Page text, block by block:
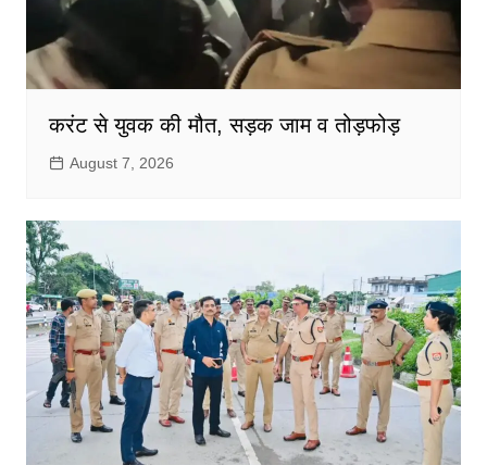
करंट से युवक की मौत, सड़क जाम व तोड़फोड़
August 7, 2026